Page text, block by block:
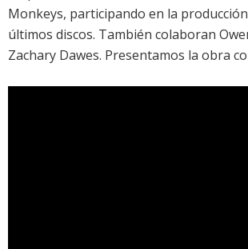
Monkeys, participando en la
últimos discos. También colaboran
Zachary Dawes. Presentamos la obra